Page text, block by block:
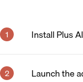
Install Plus
Launch the